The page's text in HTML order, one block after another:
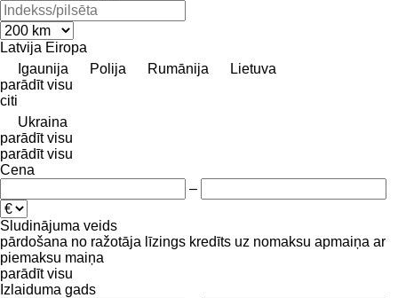
Latvija Eiropa
Igaunija
Polija Rumānija
Lietuva
parādīt visu
citi
Ukraina
parādīt visu
parādīt visu
Cena
–
Sludinājuma veids
pārdošana no ražotāja līzings kredīts uz nomaksu apmaiņa ar
piemaksu maiņa
parādīt visu
Izlaiduma gads